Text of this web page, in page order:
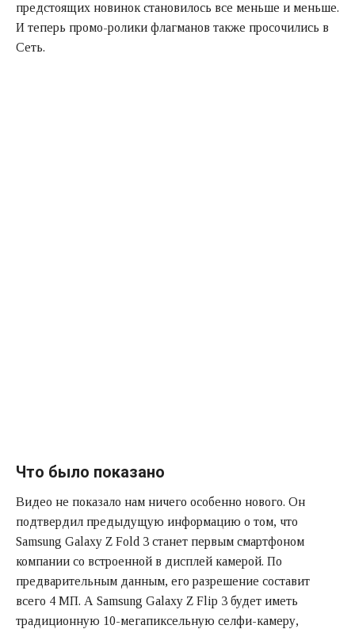
предстоящих новинок становилось все меньше и меньше.
И теперь промо-ролики флагманов также просочились в
Сеть.
Что было показано
Видео не показало нам ничего особенно нового. Он
подтвердил предыдущую информацию о том, что
Samsung Galaxy Z Fold 3 станет первым смартфоном
компании со встроенной в дисплей камерой. По
предварительным данным, его разрешение составит
всего 4 МП. А Samsung Galaxy Z Flip 3 будет иметь
традиционную 10-мегапиксельную селфи-камеру,